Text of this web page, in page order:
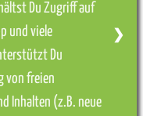
Du Zugriff auf
und viele
Du
von freien
Inhalten (z.B. neue
❯